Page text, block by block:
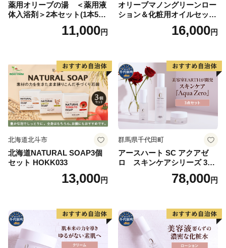
薬用オリーブの湯 ＜薬用液
体入浴剤＞2本セット(1本500
11,000円
オリーブマノングリーンロー
ション＆化粧用オイルセット
美容グッズ スキンケア 化粧
16,000円
北海道北斗市
北海道NATURAL SOAP3個
セット HOKK033
13,000円
群馬県千代田町
アースハート SC アクアゼ
ロ スキンケアシリーズ 3点
78,000円